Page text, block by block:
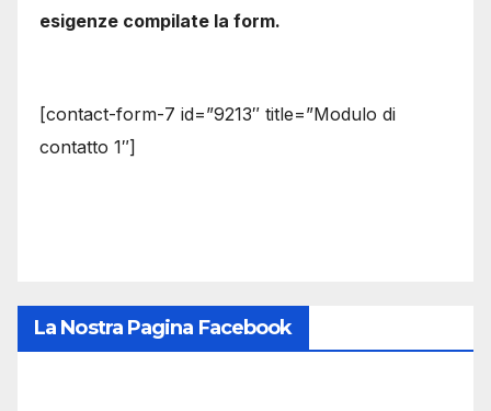
esigenze compilate la form.
[contact-form-7 id=”9213″ title=”Modulo di
contatto 1″]
La Nostra Pagina Facebook